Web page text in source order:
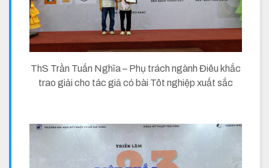
ThS Trần Tuấn Nghĩa – Phụ trách ngành Điêu khắc
trao giải cho tác giả có bài Tôt nghiệp xuất sắc